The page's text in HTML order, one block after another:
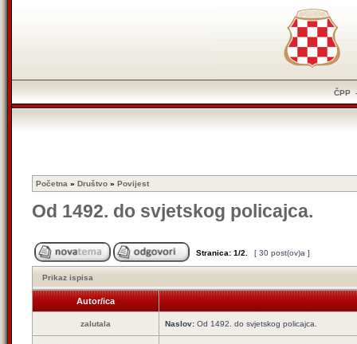
ČPP
Početna » Društvo » Povijest
Od 1492. do svjetskog policajca.
Stranica: 1/2 [ 30 post(ov)a ]
Prikaz ispisa
Autor/ica
zalutala Naslov: Od 1492. do svjetskog policajca.